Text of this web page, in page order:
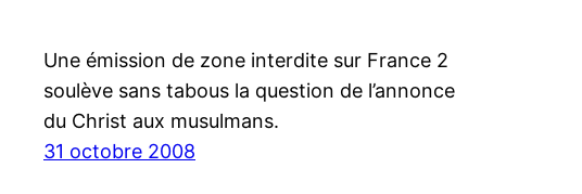
Une émission de zone interdite sur France 2
soulève sans tabous la question de l’annonce
du Christ aux musulmans.
31 octobre 2008